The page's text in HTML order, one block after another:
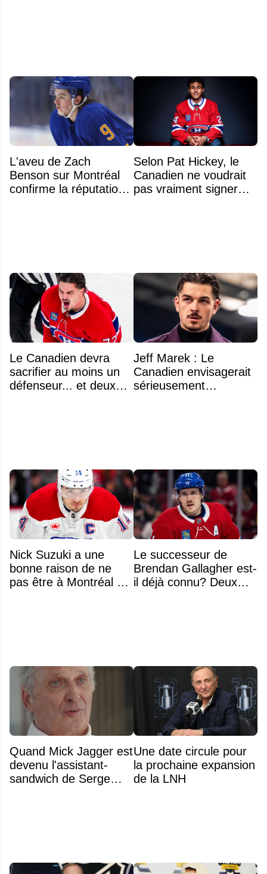
L'aveu de Zach
Benson sur Montréal
confirme la réputation
Selon Pat Hickey, le
Canadien ne voudrait
pas vraiment signer
Le Canadien devra
sacrifier au moins un
défenseur... et deux
Jeff Marek : Le
Canadien envisagerait
sérieusement
Nick Suzuki a une
bonne raison de ne
pas être à Montréal cet
Le successeur de
Brendan Gallagher est-
il déjà connu? Deux
Quand Mick Jagger est
devenu l'assistant-
sandwich de Serge
Une date circule pour
la prochaine expansion
de la LNH